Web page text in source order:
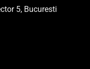
5, Bucuresti